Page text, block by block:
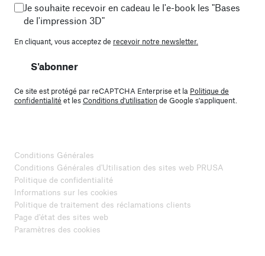
Je souhaite recevoir en cadeau le l'e-book les "Bases
de l'impression 3D"
En cliquant, vous acceptez de recevoir notre newsletter.
S'abonner
Ce site est protégé par reCAPTCHA Enterprise et la Politique de
confidentialité et lesConditions d'utilisationde Google s'appliquent.
Conditions Générales
Conditions Générales d'Utilisation des sites web PRUSA
Politique de confidentialité
Informations sur les cookies
Politique de traitement des réclamations clients
Page d'état des sites web
Paramètres des cookies